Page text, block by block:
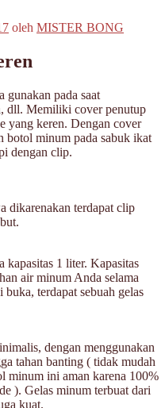
Terpercaya No 1 Di
Dan Agent Welcome |
| jual bong aman | jual bong
| beli bong kaca | beli bong
pyrex | jual cangklong |
pyrex | hookah | waterpipes
| paca pirek | pipet | pipet kaca
| timbangan berlian |
oleh MISTER BONG
pada saat
dll. Memiliki cover penutup
yang keren. Dengan cover
botol minum pada sabuk ikat
dengan clip.
dikarenakan terdapat clip
1 liter. Kapasitas
air minum Anda selama
terdapat sebuah gelas
dengan menggunakan
tahan banting ( tidak mudah
minum ini aman karena 100%
). Gelas minum terbuat dari
kuat.